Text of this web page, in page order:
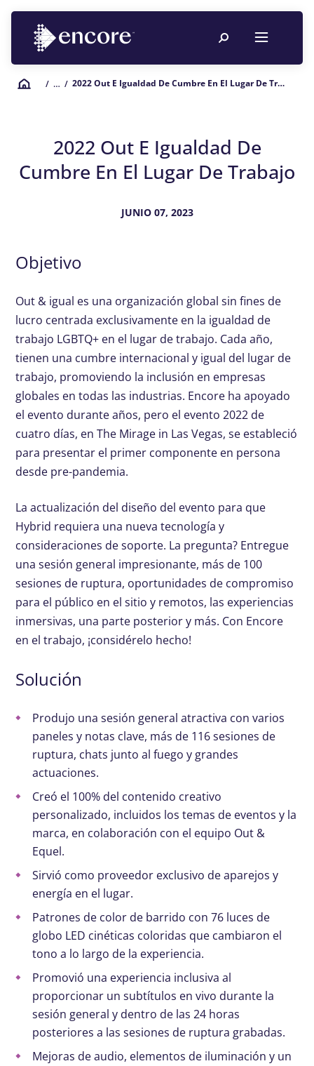
/ … / 2022 Out E Igualdad De Cumbre En El Lugar De Trabajo
2022 Out E Igualdad De
Cumbre En El Lugar De Trabajo
JUNIO 07, 2023
Objetivo
Out & igual es una organización global sin fines de
lucro centrada exclusivamente en la igualdad de
trabajo LGBTQ+ en el lugar de trabajo. Cada año,
tienen una cumbre internacional y igual del lugar de
trabajo, promoviendo la inclusión en empresas
globales en todas las industrias. Encore ha apoyado
el evento durante años, pero el evento 2022 de
cuatro días, en The Mirage in Las Vegas, se estableció
para presentar el primer componente en persona
desde pre-pandemia.
La actualización del diseño del evento para que
Hybrid requiera una nueva tecnología y
consideraciones de soporte. La pregunta? Entregue
una sesión general impresionante, más de 100
sesiones de ruptura, oportunidades de compromiso
para el público en el sitio y remotos, las experiencias
inmersivas, una parte posterior y más. Con Encore
en el trabajo, ¡considérelo hecho!
Solución
Produjo una sesión general atractiva con varios
paneles y notas clave, más de 116 sesiones de
ruptura, chats junto al fuego y grandes
actuaciones.
Creó el 100% del contenido creativo
personalizado, incluidos los temas de eventos y la
marca, en colaboración con el equipo Out &
Equel.
Sirvió como proveedor exclusivo de aparejos y
energía en el lugar.
Patrones de color de barrido con 76 luces de
globo LED cinéticas coloridas que cambiaron el
tono a lo largo de la experiencia.
Promovió una experiencia inclusiva al
proporcionar un subtítulos en vivo durante la
sesión general y dentro de las 24 horas
posteriores a las sesiones de ruptura grabadas.
Mejoras de audio, elementos de iluminación y un